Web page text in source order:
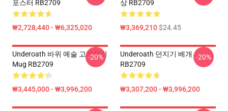
포스터 RB2709
₩2,728,440 - ₩6,325,020
상 RB2709
₩3,369,210$24.45
Underoath 바위 예술 고전적인
Mug RB2709
₩3,445,000 - ₩3,996,200
-20%
Underoath 던지기 베개
RB2709
₩3,307,200 - ₩3,996,200
-20%